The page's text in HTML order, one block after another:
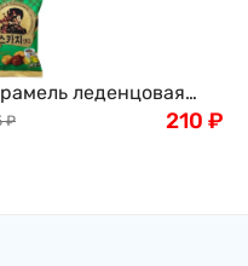
леденцовая
Trio Скоч трио:
₽ 210 ₽